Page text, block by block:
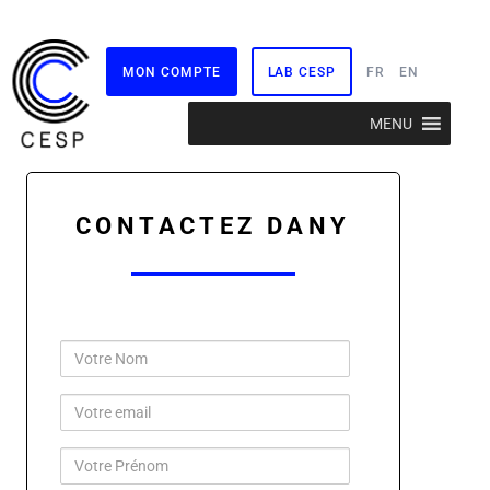
MON COMPTE LAB CESP FR EN
MENU
CONTACTEZ DANY